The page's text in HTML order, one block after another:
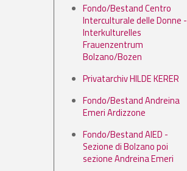
Fondo/Bestand Centro
Interculturale delle Donne -
Interkulturelles
Frauenzentrum
Bolzano/Bozen
Privatarchiv HILDE KERER
Fondo/Bestand Andreina
Emeri Ardizzone
Fondo/Bestand AIED -
Sezione di Bolzano poi
sezione Andreina Emeri